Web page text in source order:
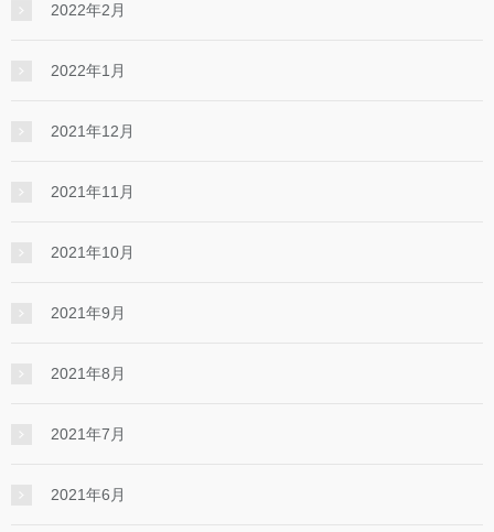
2022年2月
2022年1月
2021年12月
2021年11月
2021年10月
2021年9月
2021年8月
2021年7月
2021年6月